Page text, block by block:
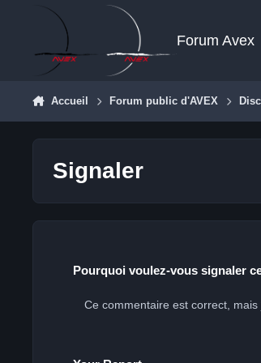
Aller au contenu
Forum Avex
Accueil Forum public d'AVEX
Signaler
Pourquoi voulez-vous signaler